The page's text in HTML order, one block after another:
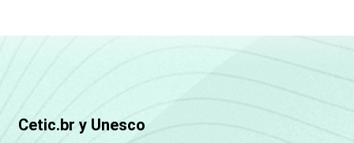
Cetic.br y Unesco